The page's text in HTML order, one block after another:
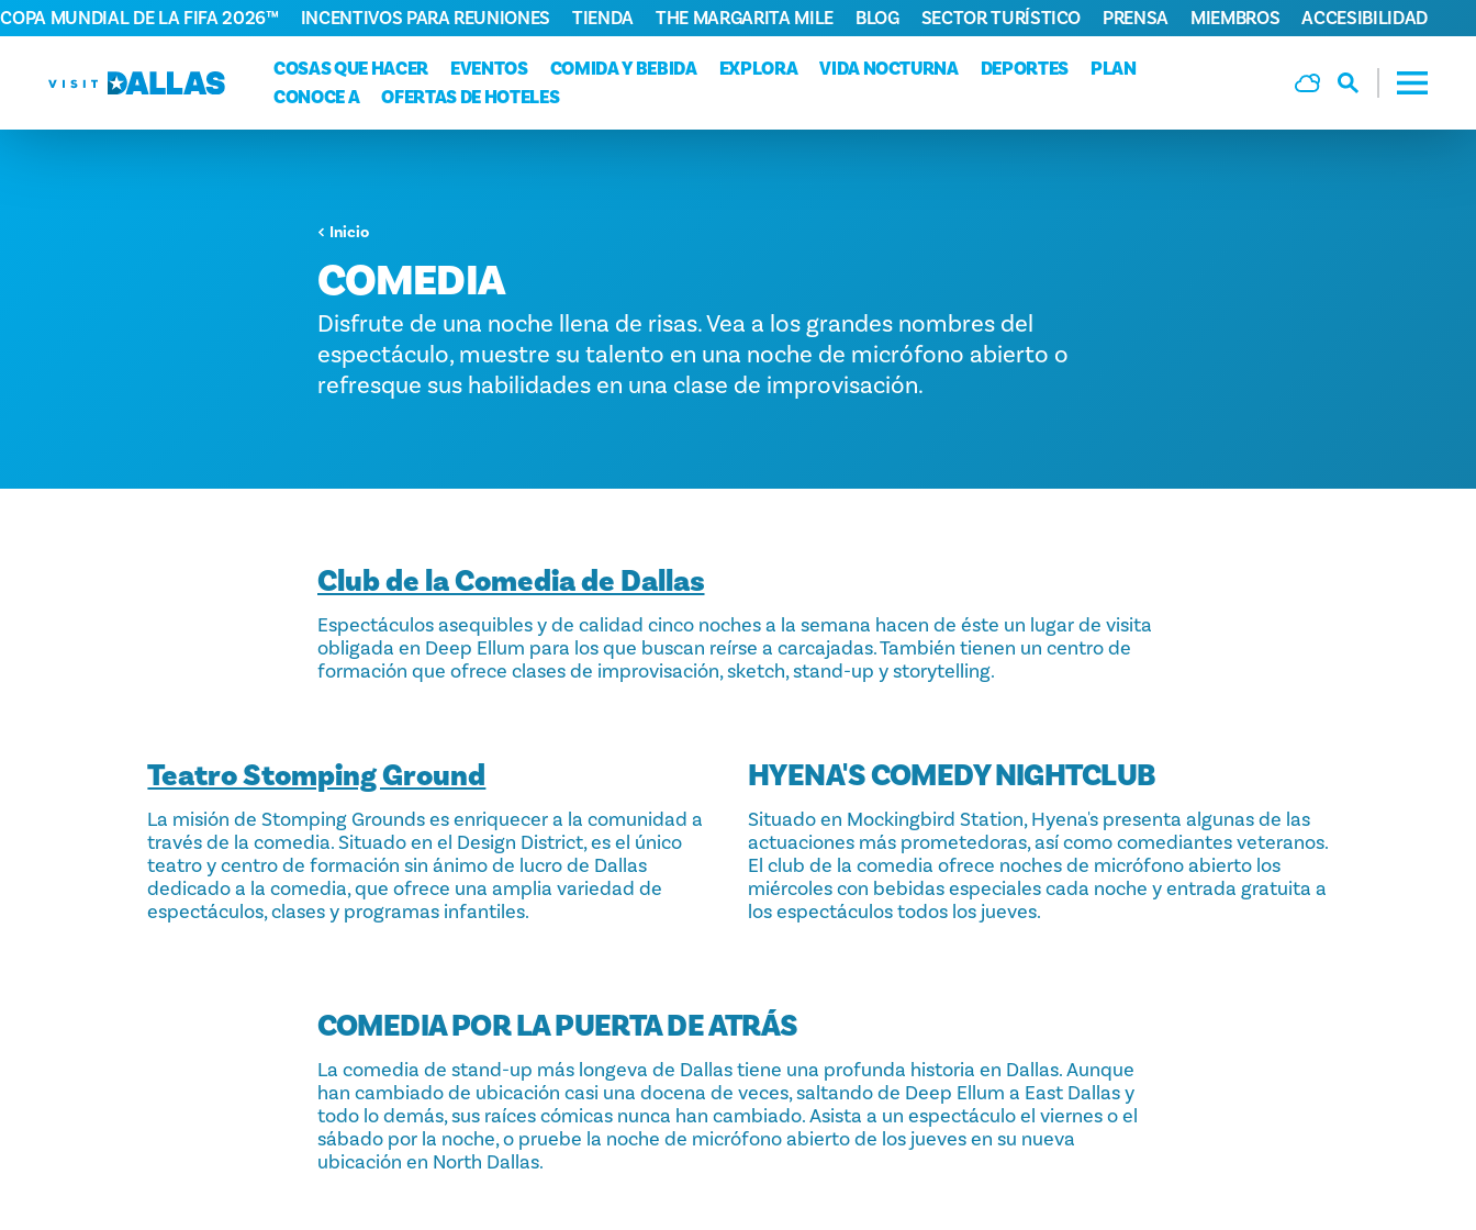
Ir al contenido
COSAS QUE HACER EVENTOS COMIDA Y BEBIDA EXPLORA VIDA NOCTURNA DEPORTES
PLAN
CONOCE A
OFERTAS DE HOTELES
COPA MUNDIAL DE LA FIFA 2026™ INCENTIVOS PARA REUNIONES TIENDA THE MARGARITA MILE BLOG SECTOR TURÍSTICO PRENSA MIEMBROS ACCESIBILIDAD
Inicio
COMEDIA
Disfrute de una noche llena de risas. Vea a los grandes nombres del
espectáculo, muestre su talento en una noche de micrófono abierto o
refresque sus habilidades en una clase de improvisación.
Club de la Comedia de Dallas
Espectáculos asequibles y de calidad cinco noches a la semana hacen de éste un lugar de visita
obligada en Deep Ellum para los que buscan reírse a carcajadas. También tienen un centro de
formación que ofrece clases de improvisación, sketch, stand-up y storytelling.
Teatro Stomping Ground
La misión de Stomping Grounds es enriquecer a la comunidad a
través de la comedia. Situado en el Design District, es el único
teatro y centro de formación sin ánimo de lucro de Dallas
dedicado a la comedia, que ofrece una amplia variedad de
espectáculos, clases y programas infantiles.
HYENA'S COMEDY NIGHTCLUB
Situado en Mockingbird Station, Hyena's presenta algunas de las
actuaciones más prometedoras, así como comediantes veteranos.
El club de la comedia ofrece noches de micrófono abierto los
miércoles con bebidas especiales cada noche y entrada gratuita a
los espectáculos todos los jueves.
COMEDIA POR LA PUERTA DE ATRÁS
La comedia de stand-up más longeva de Dallas tiene una profunda historia en Dallas. Aunque
han cambiado de ubicación casi una docena de veces, saltando de Deep Ellum a East Dallas y
todo lo demás, sus raíces cómicas nunca han cambiado. Asista a un espectáculo el viernes o el
sábado por la noche, o pruebe la noche de micrófono abierto de los jueves en su nueva
ubicación en North Dallas.